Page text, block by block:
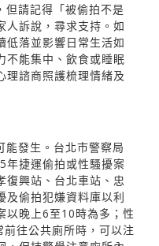
但請記得「被偷拍不是
人訴說，尋求支持。如
低落並影響日常生活如
不能集中、飲食或睡眠
理諮商照護梳理情緒及
能發生。台北市警察局
年捷運偷拍或性騷擾案
復興站、台北車站、忠
及偷拍犯嫌資料庫以利
以晚上6至10時為多；性
往公共廁所時，可以注